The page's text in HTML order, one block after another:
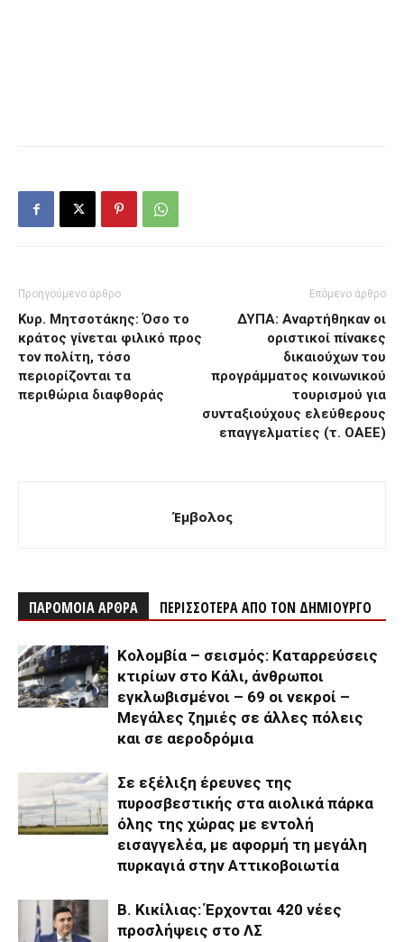
Προηγούμενο άρθρο
Κυρ. Μητσοτάκης: Όσο το
κράτος γίνεται φιλικό προς
τον πολίτη, τόσο
περιορίζονται τα
περιθώρια διαφθοράς
Επόμενο άρθρο
ΔΥΠΑ: Αναρτήθηκαν οι
οριστικοί πίνακες
δικαιούχων του
προγράμματος κοινωνικού
τουρισμού για
συνταξιούχους ελεύθερους
επαγγελματίες (τ. ΟΑΕΕ)
Έμβολος
ΠΑΡΟΜΟΙΑ ΑΡΘΡΑ ΠΕΡΙΣΣΟΤΕΡΑ ΑΠΟ ΤΟΝ ΔΗΜΙΟΥΡΓΟ
Κολομβία – σεισμός: Καταρρεύσεις
κτιρίων στο Κάλι, άνθρωποι
εγκλωβισμένοι – 69 οι νεκροί –
Μεγάλες ζημιές σε άλλες πόλεις
και σε αεροδρόμια
Σε εξέλιξη έρευνες της
πυροσβεστικής στα αιολικά πάρκα
όλης της χώρας με εντολή
εισαγγελέα, με αφορμή τη μεγάλη
πυρκαγιά στην Αττικοβοιωτία
Β. Κικίλιας: Έρχονται 420 νέες
προσλήψεις στο ΛΣ